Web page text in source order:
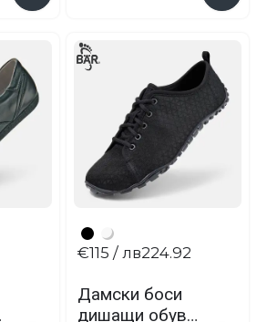
Дамски боси
дишащи обувки
€115 / лв224.92